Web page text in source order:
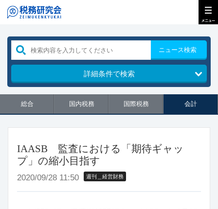
ニュース検索
詳細条件で検索
総合 国内税務 国際税務 会計
IAASB 監査における「期待ギャッ
プ」の縮小目指す
2020/09/28 11:50 週刊＿経営財務